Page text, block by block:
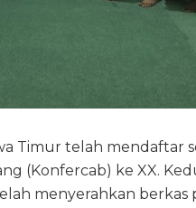
Timur telah mendaftar
(Konfercab) ke XX.
menyerahkan berkas